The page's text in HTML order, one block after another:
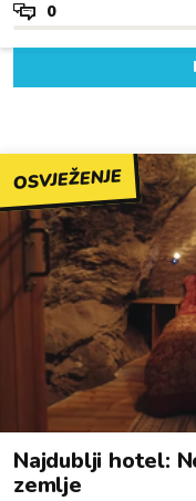
0
OSVJEŽENJE
Najdublji hotel:
zemlje